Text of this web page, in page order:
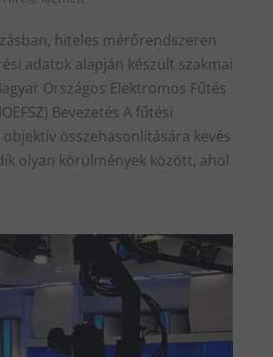
hiteles mérőrendszeren
adatok alapján készült szakmai
Országos Elektromos Fűtés
Bevezetés A fűtési
összehasonlítására kevés
olyan körülmények között, ahol